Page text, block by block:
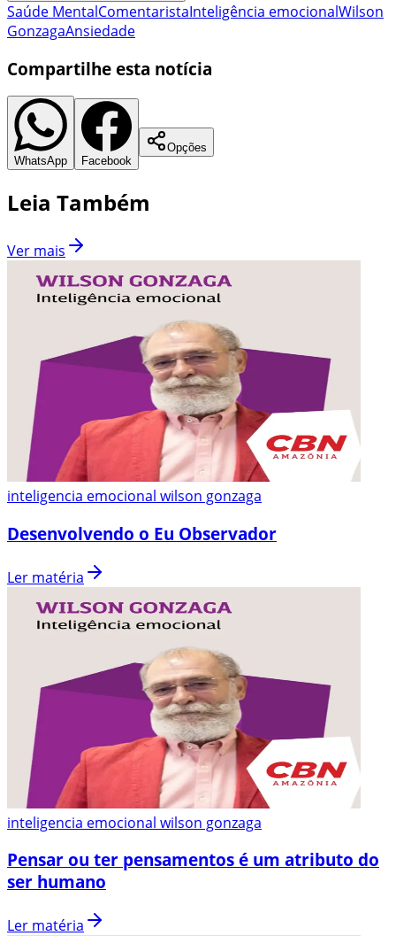
Saúde MentalComentaristaInteligência emocionalWilson
GonzagaAnsiedade
Compartilhe esta notícia
WhatsApp Facebook
Opções
Leia Também
Ver mais
inteligencia emocional wilson gonzaga
Desenvolvendo o Eu Observador
Ler matéria
inteligencia emocional wilson gonzaga
Pensar ou ter pensamentos é um atributo do
ser humano
Ler matéria